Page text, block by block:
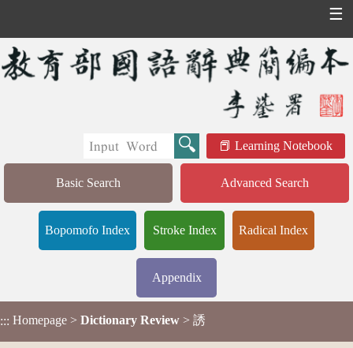
☰
Learning Notebook
Basic Search Advanced Search
Bopomofo Index Stroke Index Radical Index
Appendix
::: Homepage > Dictionary Review > 誘